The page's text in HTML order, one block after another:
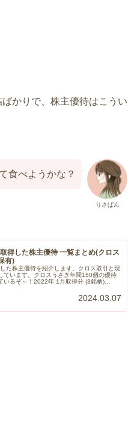
かりで、株主優待はこうい
りさぱん
食べようかな？
取得した株主優待 一覧まとめ(クロス
有)
た株主優待を紹介します。クロス取引と現
ています。クロスうさぎ年間150個の優待
いるぞ～！2022年 1月取得分 (3銘柄)
2024.03.07